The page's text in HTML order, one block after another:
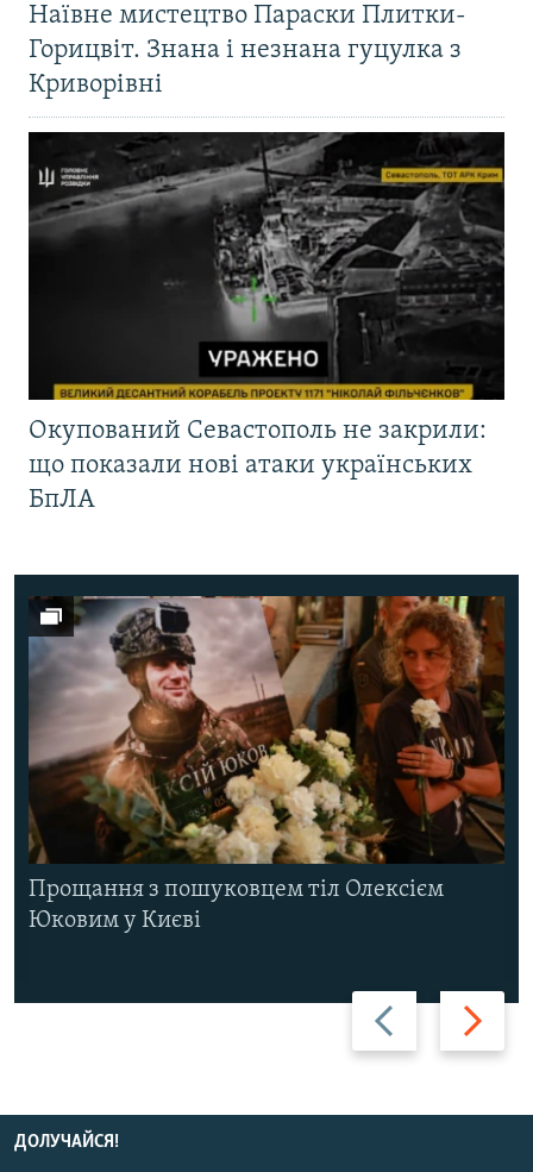
Наївне мистецтво Параски Плитки-
Горицвіт. Знана і незнана гуцулка з
Криворівні
Окупований Севастополь не закрили:
що показали нові атаки українських
БпЛА
Назад Вперед
Прощання з пошуковцем тіл Олексієм
Юковим у Києві
ДОЛУЧАЙСЯ!